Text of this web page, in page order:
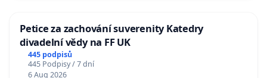
Petice za zachování suverenity Katedry
divadelní vědy na FF UK
445 podpisů
445 Podpisy / 7 dní
6 Aug 2026